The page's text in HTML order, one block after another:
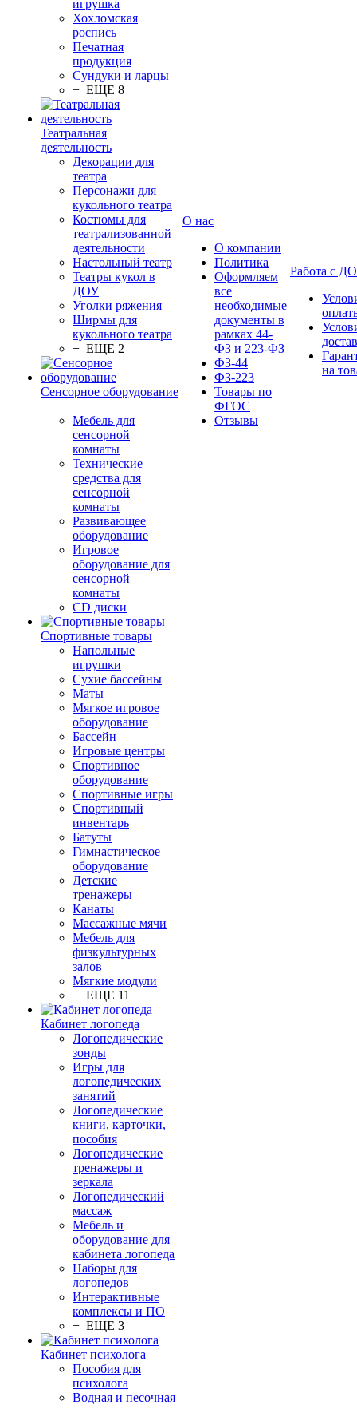
игрушка
Хохломская
роспись
Печатная
продукция
Сундуки и ларцы
+ ЕЩЕ 8
Театральная
деятельность
Декорации для
театра
Персонажи для
кукольного театра
Костюмы для
театрализованной
деятельности
Настольный театр
Театры кукол в
ДОУ
Уголки ряжения
Ширмы для
кукольного театра
+ ЕЩЕ 2
Сенсорное оборудование
Мебель для
сенсорной
комнаты
Технические
средства для
сенсорной
комнаты
Развивающее
оборудование
Игровое
оборудование для
сенсорной
комнаты
CD диски
Спортивные товары
Напольные
игрушки
Сухие бассейны
Маты
Мягкое игровое
оборудование
Бассейн
Игровые центры
Спортивное
оборудование
Спортивные игры
Спортивный
инвентарь
Батуты
Гимнастическое
оборудование
Детские
тренажеры
Канаты
Массажные мячи
Мебель для
физкультурных
залов
Мягкие модули
+ ЕЩЕ 11
Кабинет логопеда
Логопедические
зонды
Игры для
логопедических
занятий
Логопедические
книги, карточки,
пособия
Логопедические
тренажеры и
зеркала
Логопедический
массаж
Мебель и
оборудование для
кабинета логопеда
Наборы для
логопедов
Интерактивные
комплексы и ПО
+ ЕЩЕ 3
Кабинет психолога
Пособия для
психолога
Водная и песочная
О нас
О компании
Политика
Оформляем
все
необходимые
документы в
рамках 44-
ФЗ и 223-ФЗ
ФЗ-44
ФЗ-223
Товары по
ФГОС
Отзывы
Работа с
на